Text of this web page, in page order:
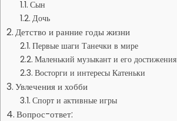
Сын
Дочь
Детство и ранние годы жизни
Первые шаги Танечки в мире
Маленький музыкант и его достижения
Восторги и интересы Катеньки
Увлечения и хобби
Спорт и активные игры
Вопрос-ответ: